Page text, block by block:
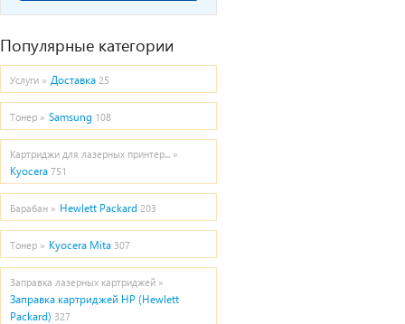
Популярные категории
Услуги » Доставка 25
Тонер » Samsung 108
Картриджи для лазерных принтер... »
Kyocera 751
Барабан » Hewlett Packard 203
Тонер » Kyocera Mita 307
Заправка лазерных картриджей »
Заправка картриджей HP (Hewlett
Packard) 327